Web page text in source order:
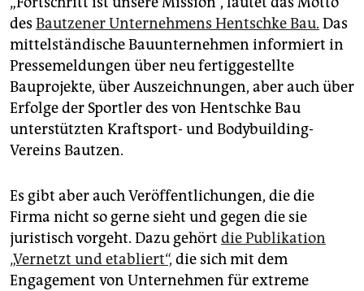
unterstützen
abo
genossenschaft
epaper login
des Bautzener Unternehmens Hentschke Bau. Das
mittelständische Bauunternehmen informiert in
Pressemeldungen über neu fertiggestellte
Bauprojekte, über Auszeichnungen, aber auch über
Erfolge der Sportler des von Hentschke Bau
unterstützten Kraftsport- und Bodybuilding-
Vereins Bautzen.
Es gibt aber auch Veröffentlichungen, die die
Firma nicht so gerne sieht und gegen die sie
juristisch vorgeht. Dazu gehört die Publikation
„Vernetzt und etabliert“, die sich mit dem
Engagement von Unternehmen für extreme